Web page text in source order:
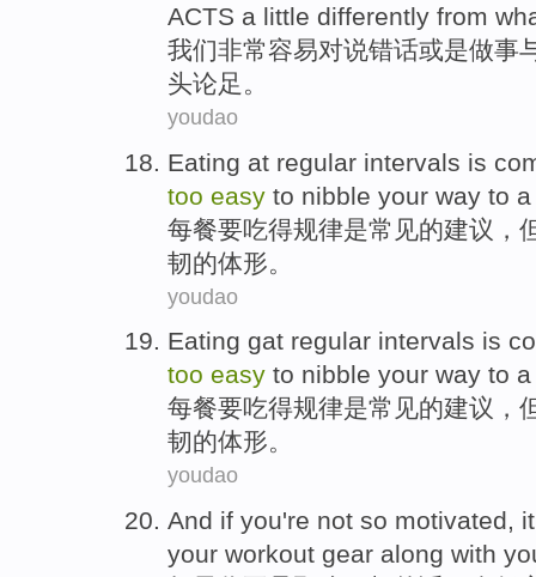
ACTS a little differently from
我们非常容易对说错话或是做事
头论足 。
youdao
Eating at regular intervals is
too easy to nibble your way to
每餐要吃得规律是常见的建议 ，
韧的体形 。
youdao
Eating gat regular intervals is
too easy to nibble your way to
每餐要吃得规律是常见的建议 ，
韧的体形。
youdao
And if you're not so motivated,
your workout gear along with